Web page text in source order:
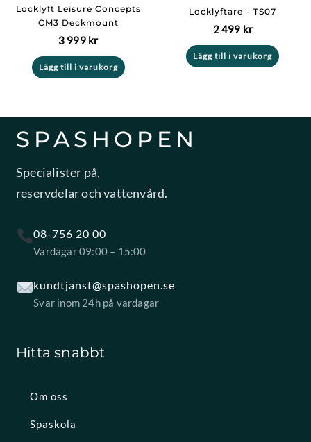
Locklyft Leisure Concepts
CM3 Deckmount
3 999 kr
Lägg till i varukorg
Locklyftare – TS07
2 499 kr
Lägg till i varukorg
SPASHOPEN
Specialister på,
reservdelar och vattenvård.
08-756 20 00
Vardagar 09:00 – 15:00
kundtjanst@spashopen.se
Svar inom 24h på vardagar
Hitta snabbt
Om oss
Spaskola